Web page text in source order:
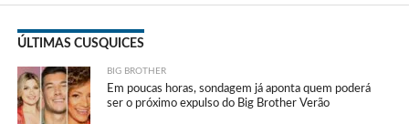
ÚLTIMAS CUSQUICES
BIG BROTHER
Em poucas horas, sondagem já aponta quem poderá
ser o próximo expulso do Big Brother Verão